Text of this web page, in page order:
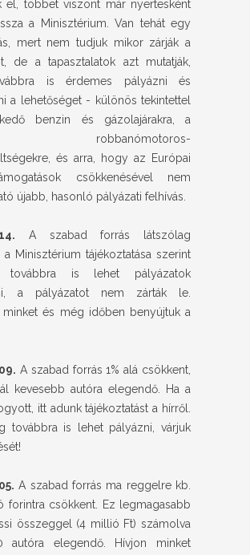
el, többet viszont már nyertesként
a Minisztérium. Van tehát egy
mert nem tudjuk mikor zárják a
de a tapasztalatok azt mutatják,
is érdemes pályázni és
a lehetőséget - különös tekintettel
benzin és gázolajárakra, a
robbanómotoros-
és arra, hogy az Európai
csökkenésével nem
újabb, hasonló pályázati felhívás.
A szabad forrás látszólag
Minisztérium tájékoztatása szerint
továbbra is lehet pályázatok
a pályázatot nem zárták le.
minket és még időben benyújtuk a
A szabad forrás 1% alá csökkent,
kevesebb autóra elegendő. Ha a
itt adunk tájékoztatást a hírről.
továbbra is lehet pályázni, várjuk
A szabad forrás ma reggelre kb.
forintra csökkent. Ez legmagasabb
összeggel (4 millió Ft) számolva
autóra elegendő. Hívjon minket